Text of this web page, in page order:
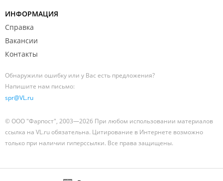
ИНФОРМАЦИЯ
Справка
Вакансии
Контакты
Обнаружили ошибку или у Вас есть предложения?
Напишите нам письмо:
spr@VL.ru
© ООО "Фарпост", 2003—2026 При любом использовании материалов
ссылка на VL.ru обязательна. Цитирование в Интернете возможно
только при наличии гиперссылки. Все права защищены.